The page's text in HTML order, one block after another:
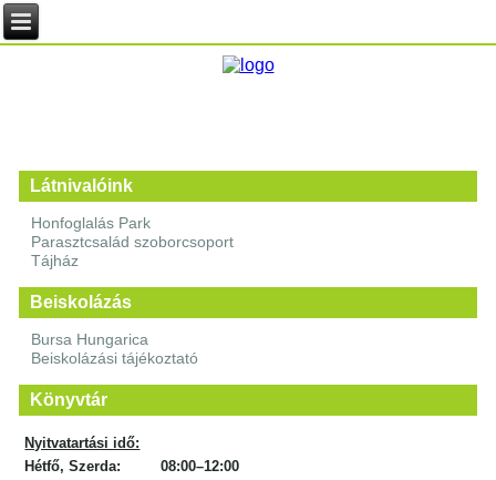
Látnivalóink
Honfoglalás Park
Parasztcsalád szoborcsoport
Tájház
Beiskolázás
Bursa Hungarica
Beiskolázási tájékoztató
Könyvtár
Nyitvatartási idő:
Hétfő, Szerda: 08:00–12:00